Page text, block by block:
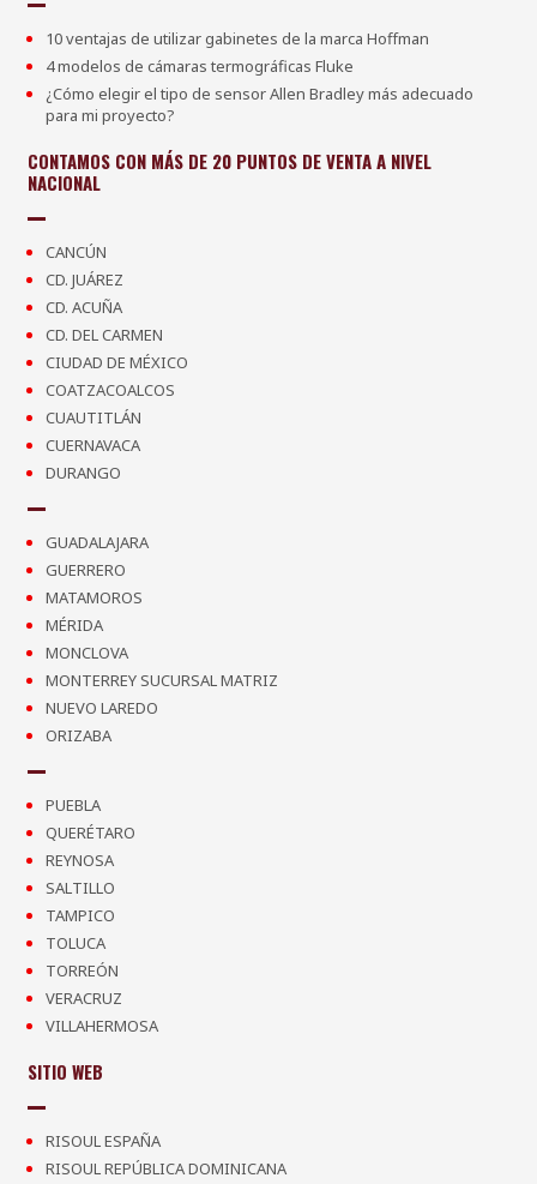
10 ventajas de utilizar gabinetes de la marca Hoffman
4 modelos de cámaras termográficas Fluke
¿Cómo elegir el tipo de sensor Allen Bradley más adecuado
para mi proyecto?
CONTAMOS CON MÁS DE 20 PUNTOS DE VENTA A NIVEL
NACIONAL
CANCÚN
CD. JUÁREZ
CD. ACUÑA
CD. DEL CARMEN
CIUDAD DE MÉXICO
COATZACOALCOS
CUAUTITLÁN
CUERNAVACA
DURANGO
GUADALAJARA
GUERRERO
MATAMOROS
MÉRIDA
MONCLOVA
MONTERREY SUCURSAL MATRIZ
NUEVO LAREDO
ORIZABA
PUEBLA
QUERÉTARO
REYNOSA
SALTILLO
TAMPICO
TOLUCA
TORREÓN
VERACRUZ
VILLAHERMOSA
SITIO WEB
RISOUL ESPAÑA
RISOUL REPÚBLICA DOMINICANA